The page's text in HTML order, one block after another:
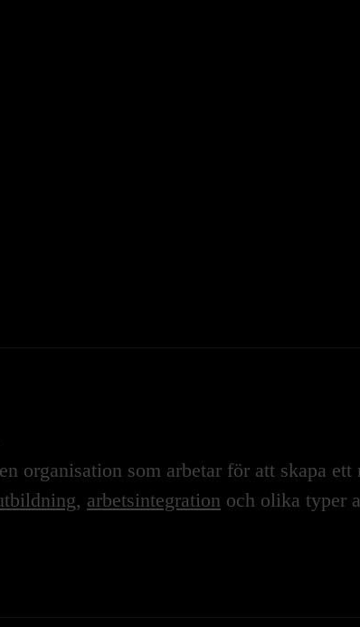
organisation som arbetar för att skapa
, arbetsintegration och olika typer